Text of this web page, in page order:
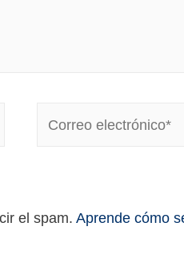
el spam. Aprende cómo